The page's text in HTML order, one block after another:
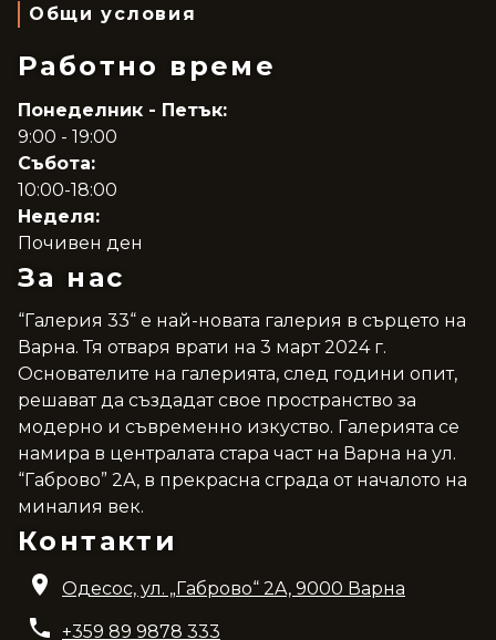
Общи условия
Работно време
Понеделник - Петък:
9:00 - 19:00
Събота:
10:00-18:00
Неделя:
Почивен ден
За нас
“Галерия 33“ е най-новата галерия в сърцето на
Варна. Тя отваря врати на 3 март 2024 г.
Основателите на галерията, след години опит,
решават да създадат свое пространство за
модерно и съвременно изкуство. Галерията се
намира в централата стара част на Варна на ул.
“Габрово” 2А, в прекрасна сграда от началото на
миналия век.
Контакти
Одесос, ул. „Габрово“ 2A, 9000 Варна
+359 89 9878 333